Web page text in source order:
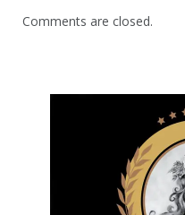
Comments are closed.